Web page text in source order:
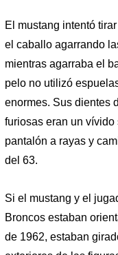
El mustang intentó
el caballo agarrando
mientras agarraba el
pelo no utilizó
enormes. Sus dientes
furiosas eran un
pantalón a rayas y
del 63.
Si el mustang y el
Broncos estaban
de 1962, estaban